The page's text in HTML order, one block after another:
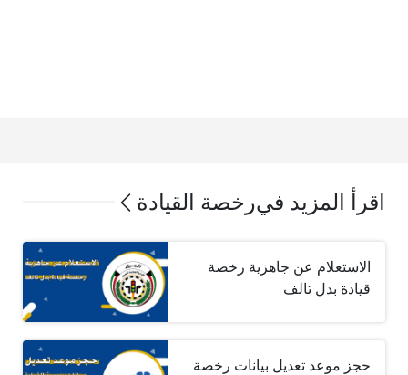
اقرأ المزيد فيرخصة القيادة
الاستعلام عن جاهزية رخصة
قيادة بدل تالف
حجز موعد تعديل بيانات رخصة